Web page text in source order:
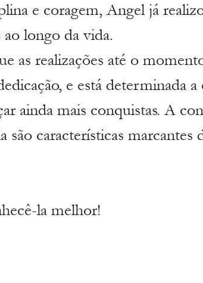
e coragem, Angel já
ao longo da vida.
as realizações até o
e está determinada
ainda mais conquistas. A
são características marcantes
la melhor!